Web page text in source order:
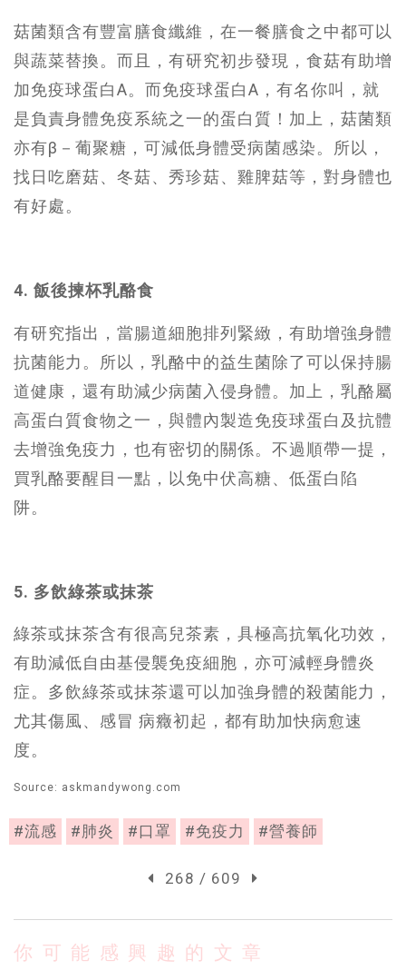
菇菌類含有豐富膳食纖維，在一餐膳食之中都可以
與蔬菜替換。而且，有研究初步發現，食菇有助增
加免疫球蛋白A。而免疫球蛋白A，有名你叫，就
是負責身體免疫系統之一的蛋白質！加上，菇菌類
亦有β－葡聚糖，可減低身體受病菌感染。所以，
找日吃磨菇、冬菇、秀珍菇、雞脾菇等，對身體也
有好處。
4. 飯後揀杯乳酪食
有研究指出，當腸道細胞排列緊緻，有助增強身體
抗菌能力。所以，乳酪中的益生菌除了可以保持腸
道健康，還有助減少病菌入侵身體。加上，乳酪屬
高蛋白質食物之一，與體內製造免疫球蛋白及抗體
去增強免疫力，也有密切的關係。不過順帶一提，
買乳酪要醒目一點，以免中伏高糖、低蛋白陷
阱。
5. 多飲綠茶或抹茶
綠茶或抹茶含有很高兒茶素，具極高抗氧化功效，
有助減低自由基侵襲免疫細胞，亦可減輕身體炎
症。多飲綠茶或抹茶還可以加強身體的殺菌能力，
尤其傷風、感冒 病癥初起，都有助加快病愈速
度。
Source: askmandywong.com
#流感 #肺炎 #口罩 #免疫力 #營養師
268 / 609
你可能感興趣的文章